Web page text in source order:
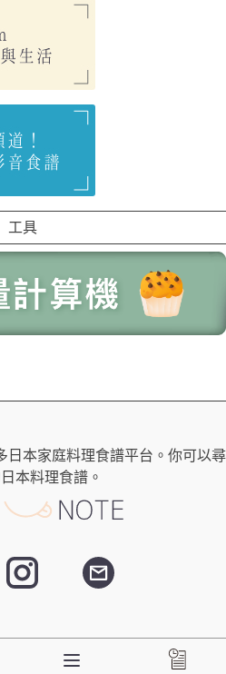
工具
日本家庭料理食譜平台。你可以尋
本料理食譜。
家庭料理 | tasty-note | 每天都有新
Reserved. -
Toggle navigation